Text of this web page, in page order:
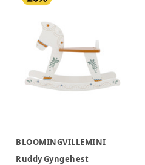
BLOOMINGVILLEMINI
Ruddy Gyngehest